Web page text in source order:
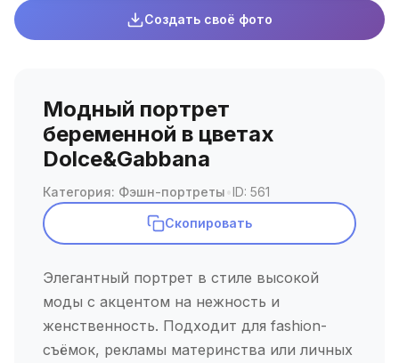
Модный портрет
беременной в цветах
Dolce&Gabbana
Категория: Фэшн-портреты ID: 561
Скопировать
Элегантный портрет в стиле высокой
моды с акцентом на нежность и
женственность. Подходит для fashion-
съёмок, рекламы материнства или личных
Создать своё фото